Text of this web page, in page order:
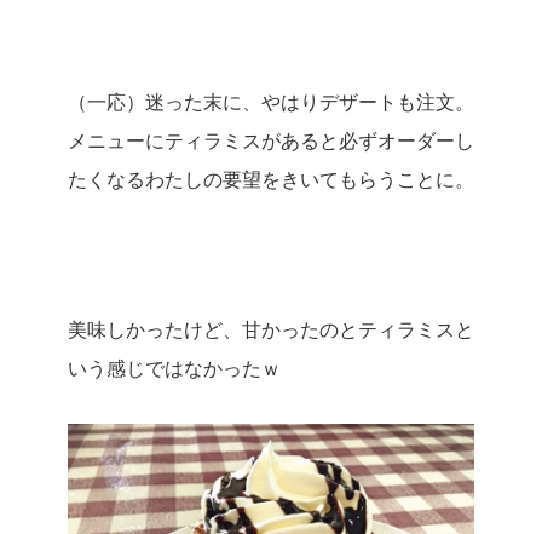
（一応）迷った末に、やはりデザートも注文。
メニューにティラミスがあると必ずオーダーし
たくなるわたしの要望をきいてもらうことに。
美味しかったけど、甘かったのとティラミスと
いう感じではなかったｗ